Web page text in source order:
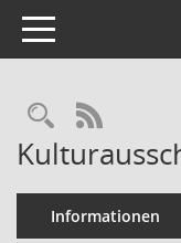
Toggle navigation
RSS-
Informationen